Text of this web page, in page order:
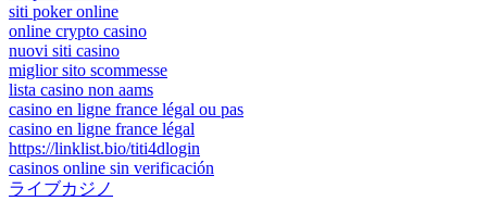
siti poker online
online crypto casino
nuovi siti casino
miglior sito scommesse
lista casino non aams
casino en ligne france légal ou pas
casino en ligne france légal
https://linklist.bio/titi4dlogin
casinos online sin verificación
ライブカジノ